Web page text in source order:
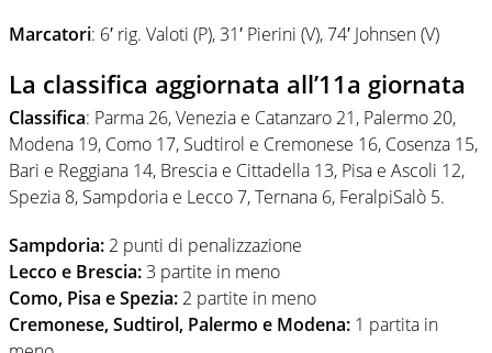
Marcatori: 6′ rig. Valoti (P), 31′ Pierini (V), 74′ Johnsen (V)
La classifica aggiornata all’11a giornata
Classifica: Parma 26, Venezia e Catanzaro 21, Palermo 20,
Modena 19, Como 17, Sudtirol e Cremonese 16, Cosenza 15,
Bari e Reggiana 14, Brescia e Cittadella 13, Pisa e Ascoli 12,
Spezia 8, Sampdoria e Lecco 7, Ternana 6, FeralpiSalò 5.
Sampdoria: 2 punti di penalizzazione
Lecco e Brescia:3 partite in meno
Como, Pisa e Spezia: 2 partite in meno
Cremonese, Sudtirol, Palermo e Modena: 1 partita in